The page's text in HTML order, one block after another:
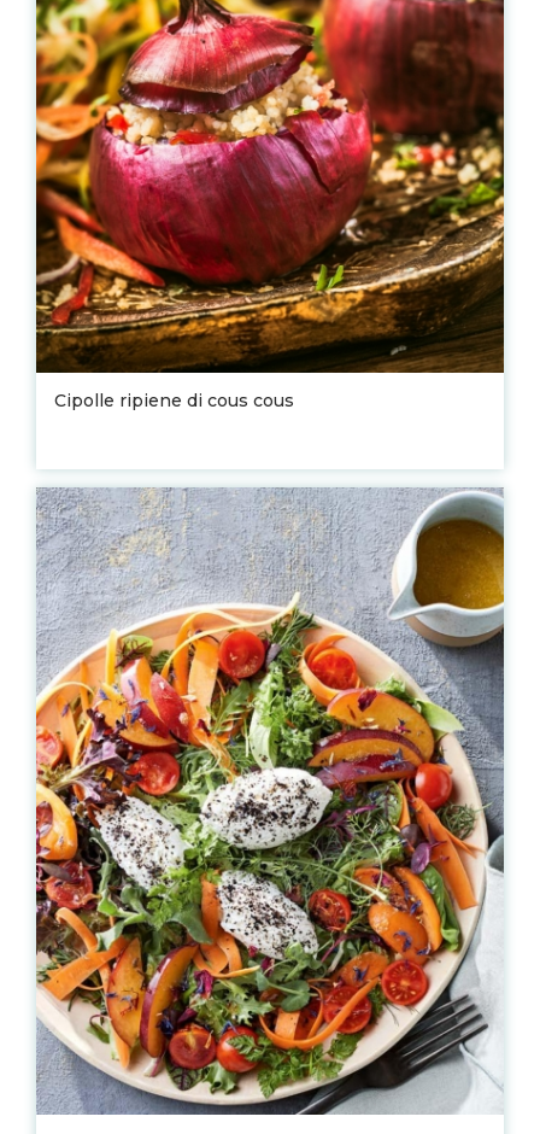
Cipolle ripiene di cous cous